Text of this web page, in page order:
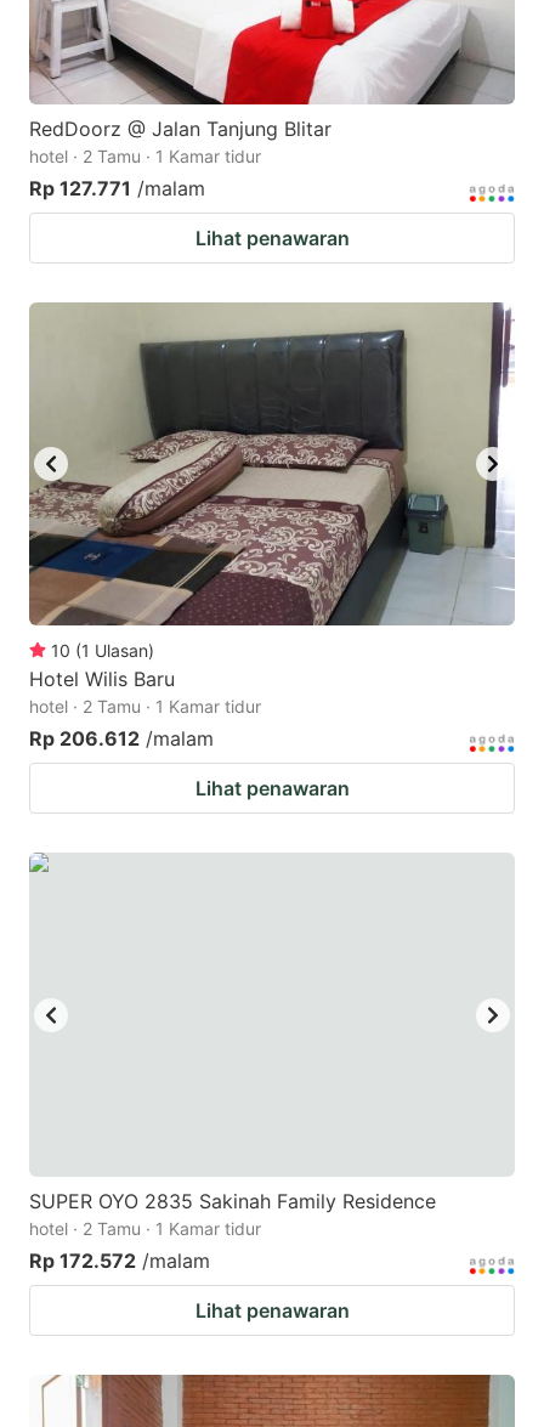
RedDoorz @ Jalan Tanjung Blitar
hotel · 2 Tamu · 1 Kamar tidur
Rp 127.771 /malam
Lihat penawaran
10 (1 Ulasan)
Hotel Wilis Baru
hotel · 2 Tamu · 1 Kamar tidur
Rp 206.612 /malam
Lihat penawaran
SUPER OYO 2835 Sakinah Family Residence
hotel · 2 Tamu · 1 Kamar tidur
Rp 172.572 /malam
Lihat penawaran